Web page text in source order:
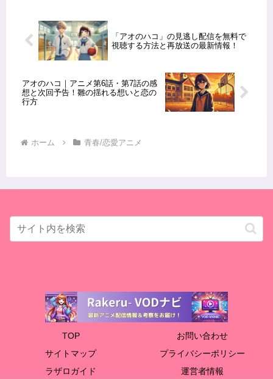
「アオのハコ」の見逃し配信を無料で
視聴する方法と再放送の最新情報！
アオのハコ｜アニメ第6話・第7話の感
想と次回予告！雛の揺れる想いと恋の
行方
ホーム 青春/恋愛アニメ
TOP
お問い合わせ
サイトマップ
プライバシーポリシー
ラザロガイド
運営者情報